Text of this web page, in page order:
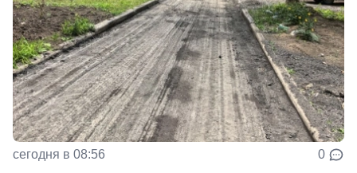
сегодня в 08:56 0